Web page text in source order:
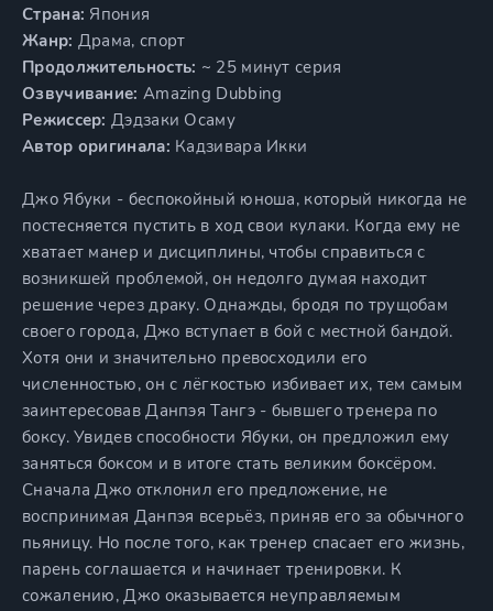
Страна: Япония
Жанр: Драма, спорт
Продолжительность: ~ 25 минут серия
Озвучивание: Amazing Dubbing
Режиссер: Дэдзаки Осаму
Автор оригинала: Кадзивара Икки
Джо Ябуки - беспокойный юноша, который никогда не
постесняется пустить в ход свои кулаки. Когда ему не
хватает манер и дисциплины, чтобы справиться с
возникшей проблемой, он недолго думая находит
решение через драку. Однажды, бродя по трущобам
своего города, Джо вступает в бой с местной бандой.
Хотя они и значительно превосходили его
численностью, он с лёгкостью избивает их, тем самым
заинтересовав Данпэя Тангэ - бывшего тренера по
боксу. Увидев способности Ябуки, он предложил ему
заняться боксом и в итоге стать великим боксёром.
Сначала Джо отклонил его предложение, не
воспринимая Данпэя всерьёз, приняв его за обычного
пьяницу. Но после того, как тренер спасает его жизнь,
парень соглашается и начинает тренировки. К
сожалению, Джо оказывается неуправляемым